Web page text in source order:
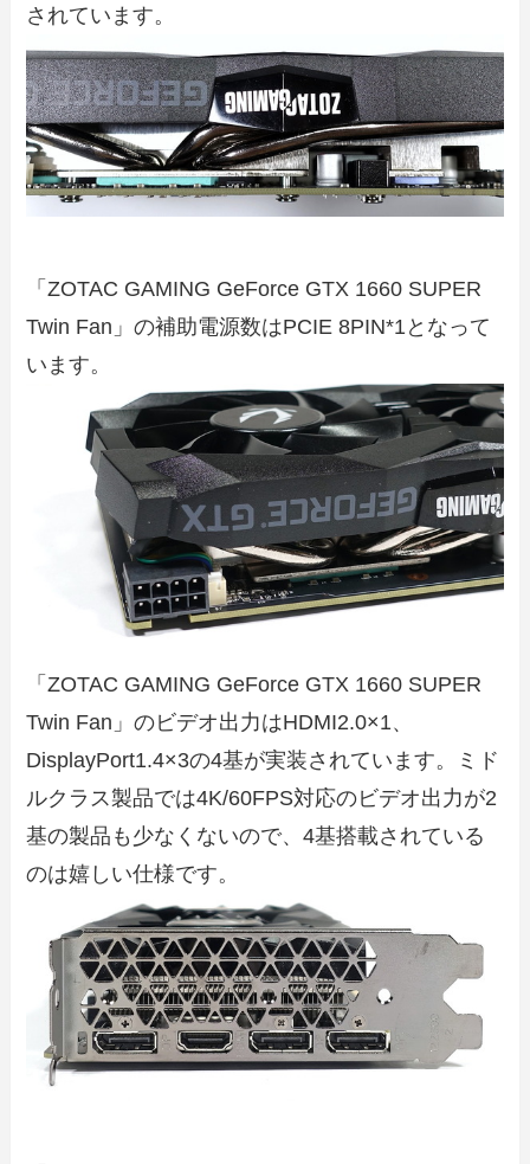
されています。
「ZOTAC GAMING GeForce GTX 1660 SUPER
Twin Fan」の補助電源数はPCIE 8PIN*1となって
います。
「ZOTAC GAMING GeForce GTX 1660 SUPER
Twin Fan」のビデオ出力はHDMI2.0×1、
DisplayPort1.4×3の4基が実装されています。ミド
ルクラス製品では4K/60FPS対応のビデオ出力が2
基の製品も少なくないので、4基搭載されている
のは嬉しい仕様です。